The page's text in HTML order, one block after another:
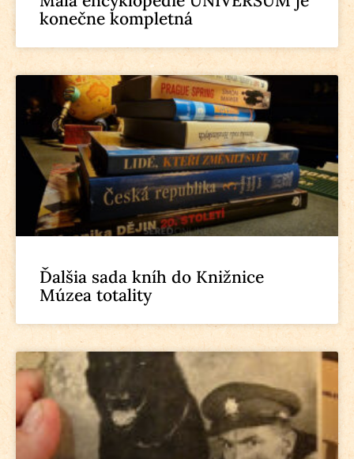
konečne kompletná
Ďalšia sada kníh do Knižnice
Múzea totality